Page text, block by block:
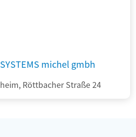
michel gmbh
Röttbacher Straße 24